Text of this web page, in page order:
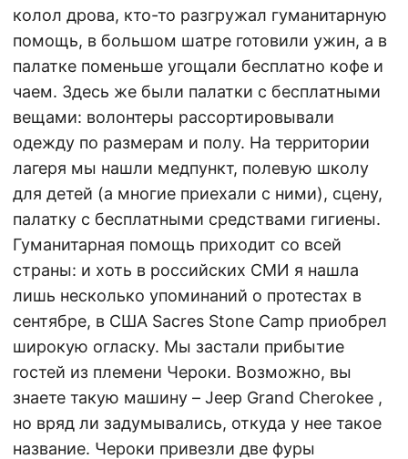
колол дрова, кто-то разгружал гуманитарную
помощь, в большом шатре готовили ужин, а в
палатке поменьше угощали бесплатно кофе и
чаем. Здесь же были палатки с бесплатными
вещами: волонтеры рассортировывали
одежду по размерам и полу. На территории
лагеря мы нашли медпункт, полевую школу
для детей (а многие приехали с ними), сцену,
палатку с бесплатными средствами гигиены.
Гуманитарная помощь приходит со всей
страны: и хоть в российских СМИ я нашла
лишь несколько упоминаний о протестах в
сентябре, в США Sacres Stone Camp приобрел
широкую огласку. Мы застали прибытие
гостей из племени Чероки. Возможно, вы
знаете такую машину – Jeep Grand Cherokee ,
но вряд ли задумывались, откуда у нее такое
название. Чероки привезли две фуры